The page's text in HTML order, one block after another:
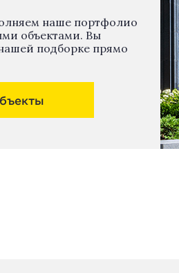
наше портфолио
объектами. Вы
подборке прямо